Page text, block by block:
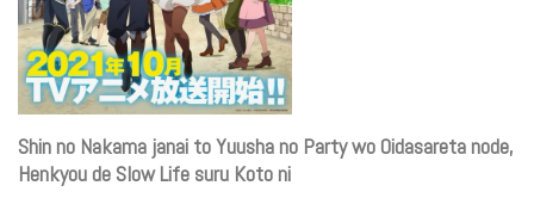
Shin no Nakama janai to Yuusha no Party wo Oidasareta node,
Henkyou de Slow Life suru Koto ni